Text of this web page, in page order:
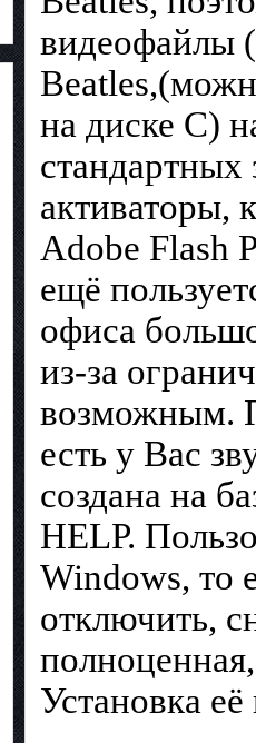
видеофайлы
на диске С)
стандартных
активаторы,
Adobe Flash
ещё
офиса
из-за
возможным.
есть у Вас
создана на
HELP.
Windows, то
отключить,
Установка